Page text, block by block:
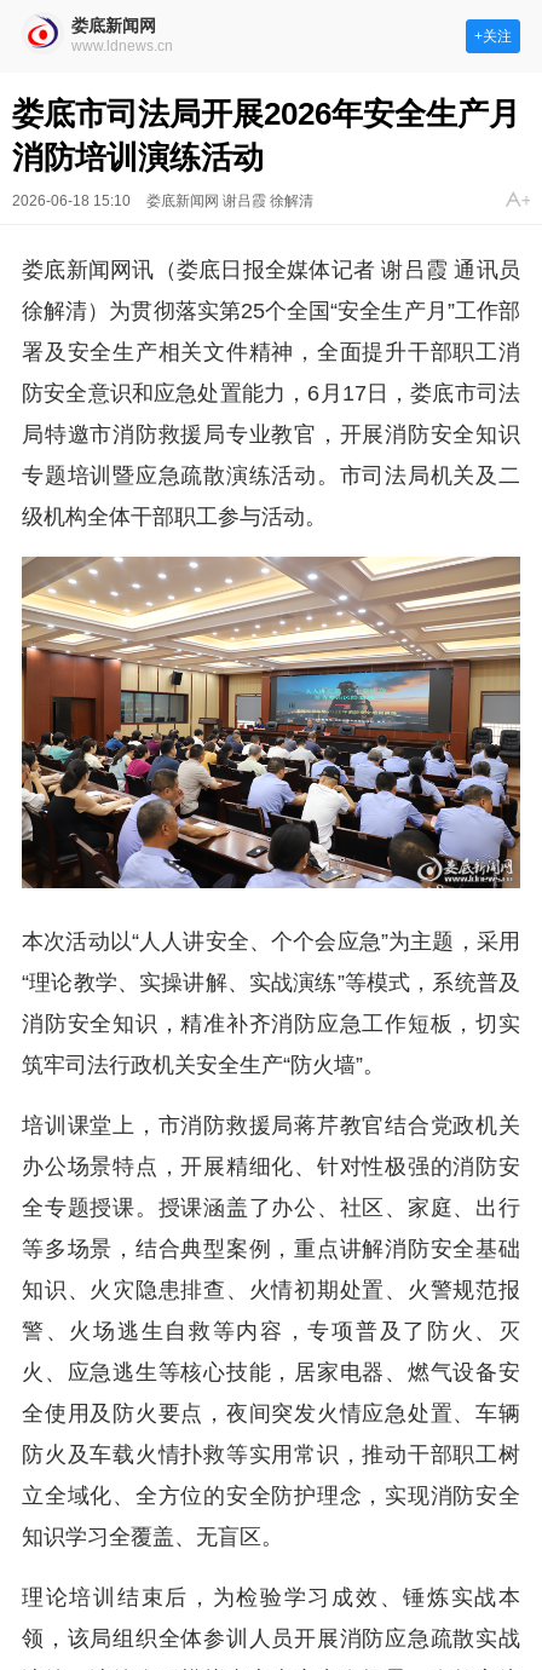
娄底新闻网
www.ldnews.cn
+关注
娄底市司法局开展2026年安全生产月
消防培训演练活动
2026-06-18 15:10 娄底新闻网 谢吕霞 徐解清
娄底新闻网讯（娄底日报全媒体记者 谢吕霞 通讯员
徐解清）为贯彻落实第25个全国“安全生产月”工作部
署及安全生产相关文件精神，全面提升干部职工消
防安全意识和应急处置能力，6月17日，娄底市司法
局特邀市消防救援局专业教官，开展消防安全知识
专题培训暨应急疏散演练活动。市司法局机关及二
级机构全体干部职工参与活动。
本次活动以“人人讲安全、个个会应急”为主题，采用
“理论教学、实操讲解、实战演练”等模式，系统普及
消防安全知识，精准补齐消防应急工作短板，切实
筑牢司法行政机关安全生产“防火墙”。
培训课堂上，市消防救援局蒋芹教官结合党政机关
办公场景特点，开展精细化、针对性极强的消防安
全专题授课。授课涵盖了办公、社区、家庭、出行
等多场景，结合典型案例，重点讲解消防安全基础
知识、火灾隐患排查、火情初期处置、火警规范报
警、火场逃生自救等内容，专项普及了防火、灭
火、应急逃生等核心技能，居家电器、燃气设备安
全使用及防火要点，夜间突发火情应急处置、车辆
防火及车载火情扑救等实用常识，推动干部职工树
立全域化、全方位的安全防护理念，实现消防安全
知识学习全覆盖、无盲区。
理论培训结束后，为检验学习成效、锤炼实战本
领，该局组织全体参训人员开展消防应急疏散实战